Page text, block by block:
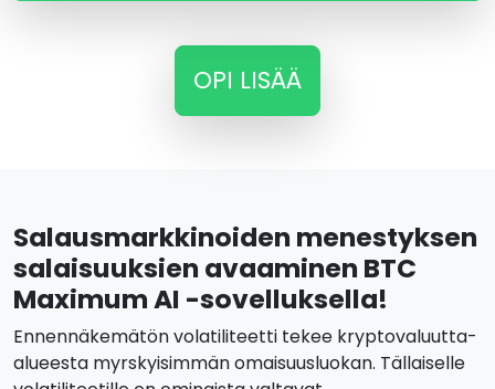
OPI LISÄÄ
Salausmarkkinoiden menestyksen
salaisuuksien avaaminen BTC
Maximum AI -sovelluksella!
Ennennäkemätön volatiliteetti tekee kryptovaluutta-
alueesta myrskyisimmän omaisuusluokan. Tällaiselle